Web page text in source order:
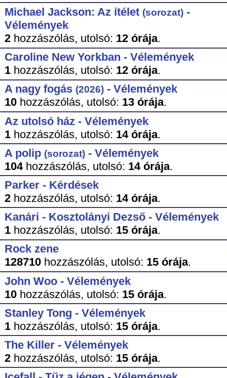
Michael Jackson: Az ítélet (sorozat)-
Vélemények
2hozzászólás, utolsó: 12 órája.
Caroline New Yorkban - Vélemények
1hozzászólás, utolsó: 12 órája.
A nagy fogás (2026)- Vélemények
10hozzászólás, utolsó: 13 órája.
Az utolsó ház - Vélemények
1hozzászólás, utolsó: 14 órája.
A polip (sorozat)- Vélemények
104hozzászólás, utolsó: 14 órája.
Parker - Kérdések
2hozzászólás, utolsó: 14 órája.
Kanári - Kosztolányi Dezső - Vélemények
1hozzászólás, utolsó: 15 órája.
Rock zene
128710hozzászólás, utolsó: 15 órája.
John Woo - Vélemények
10hozzászólás, utolsó: 15 órája.
Stanley Tong - Vélemények
1hozzászólás, utolsó: 15 órája.
The Killer - Vélemények
2hozzászólás, utolsó: 15 órája.